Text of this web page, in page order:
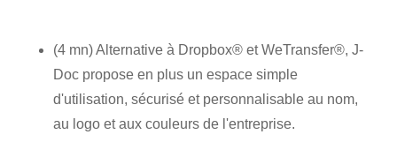
(4 mn) Alternative à Dropbox® et WeTransfer®, J-
Doc propose en plus un espace simple
d'utilisation, sécurisé et personnalisable au nom,
au logo et aux couleurs de l'entreprise.